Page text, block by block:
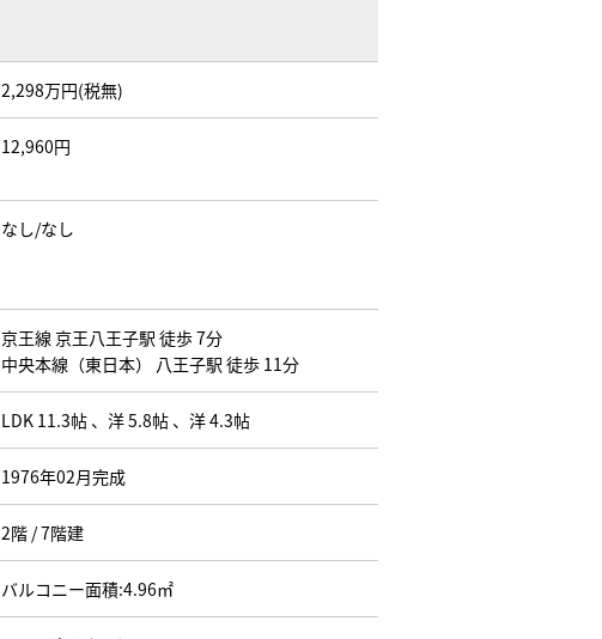
2,298万円(税無)
12,960円
なし/なし
京王線 京王八王子駅 徒歩 7分
中央本線（東日本） 八王子駅 徒歩 11分
LDK 11.3帖 、洋 5.8帖 、洋 4.3帖
1976年02月完成
2階 / 7階建
バルコニー面積:4.96㎡